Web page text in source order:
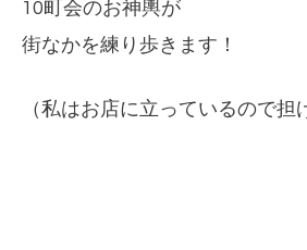
10町会のお神輿が
街なかを練り歩きます！
（私はお店に立っているので担